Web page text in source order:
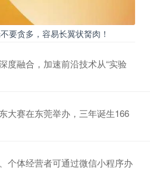
要贪多，容易长翼状胬肉！
度融合，加速前沿技术从“实验
大赛在东莞举办，三年诞生166
个体经营者可通过微信小程序办